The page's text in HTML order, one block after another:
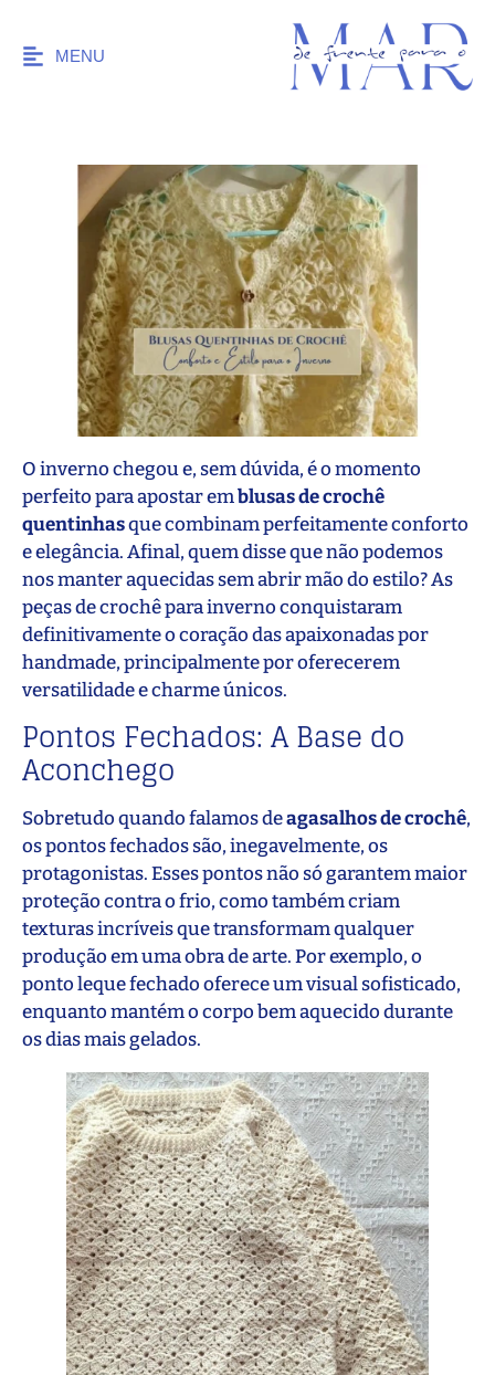
MENU
O inverno chegou e, sem dúvida, é o momento
perfeito para apostar emblusas de crochê
quentinhasque combinam perfeitamente conforto
e elegância. Afinal, quem disse que não podemos
nos manter aquecidas sem abrir mão do estilo? As
peças de crochê para inverno conquistaram
definitivamente o coração das apaixonadas por
handmade, principalmente por oferecerem
versatilidade e charme únicos.
Pontos Fechados: A Base do
Aconchego
Sobretudo quando falamos deagasalhos de crochê,
os pontos fechados são, inegavelmente, os
protagonistas. Esses pontos não só garantem maior
proteção contra o frio, como também criam
texturas incríveis que transformam qualquer
produção em uma obra de arte. Por exemplo, o
ponto leque fechado oferece um visual sofisticado,
enquanto mantém o corpo bem aquecido durante
os dias mais gelados.